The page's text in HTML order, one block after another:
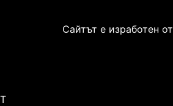
Сайтът е изработен от